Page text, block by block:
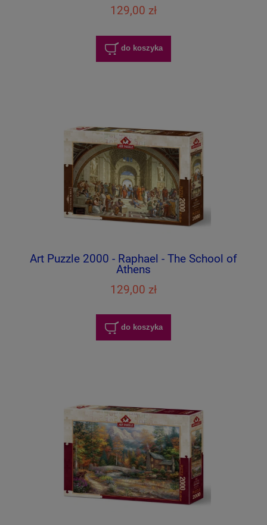
129,00 zł
do koszyka
Art Puzzle 2000 - Raphael - The School of
Athens
129,00 zł
do koszyka